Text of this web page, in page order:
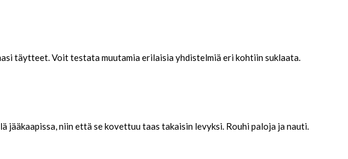
täytteet. Voit testata muutamia erilaisia yhdistelmiä eri kohtiin suklaata.
jääkaapissa, niin että se kovettuu taas takaisin levyksi. Rouhi paloja ja nauti.